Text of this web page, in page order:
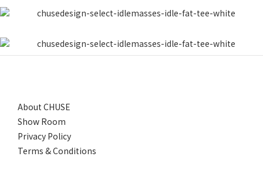
About CHUSE
Show Room
Privacy Policy
Terms & Conditions